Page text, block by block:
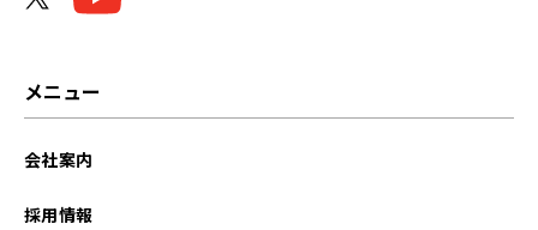
メニュー
会社案内
採用情報